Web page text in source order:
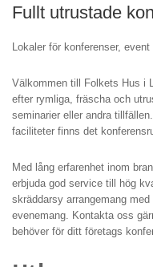
Fullt utrustade
Lokaler för konferenser,
Välkommen till Folkets Hus i
efter rymliga, fräscha och
seminarier eller andra
faciliteter finns det
Med lång erfarenhet inom
erbjuda god service till hög
skräddarsy arrangemang
evenemang. Kontakta oss
behöver för ditt företags